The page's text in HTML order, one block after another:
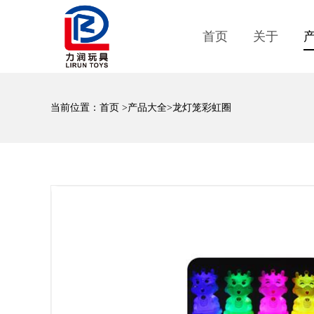
首页 关于
当前位置： 首页 >产品大全>龙灯笼彩虹圈